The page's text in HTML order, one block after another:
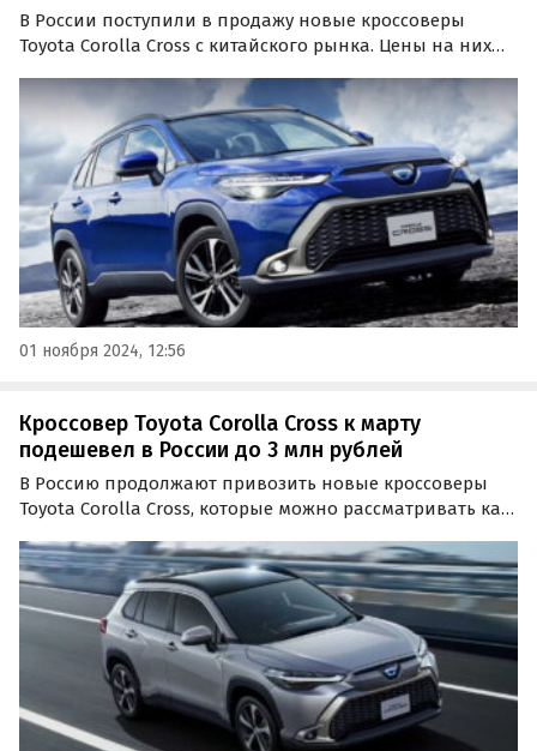
В России поступили в продажу новые кроссоверы
Toyota Corolla Cross с китайского рынка. Цены на них
от 2 095 000 рублей, сообщает портал «Автоновости
01 ноября 2024, 12:56
Кроссовер Toyota Corolla Cross к марту
подешевел в России до 3 млн рублей
В Россию продолжают привозить новые кроссоверы
Toyota Corolla Cross, которые можно рассматривать как
представленных на российском рынке официально.